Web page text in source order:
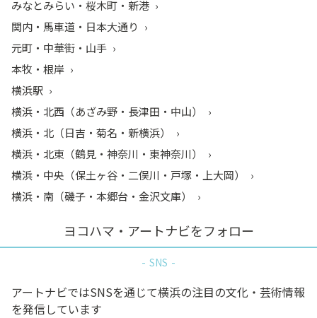
みなとみらい・桜木町・新港
関内・馬車道・日本大通り
元町・中華街・山手
本牧・根岸
横浜駅
横浜・北西（あざみ野・長津田・中山）
横浜・北（日吉・菊名・新横浜）
横浜・北東（鶴見・神奈川・東神奈川）
横浜・中央（保土ヶ谷・二俣川・戸塚・上大岡）
横浜・南（磯子・本郷台・金沢文庫）
ヨコハマ・アートナビをフォロー
SNS
アートナビではSNSを通じて横浜の注目の文化・芸術情報
を発信しています